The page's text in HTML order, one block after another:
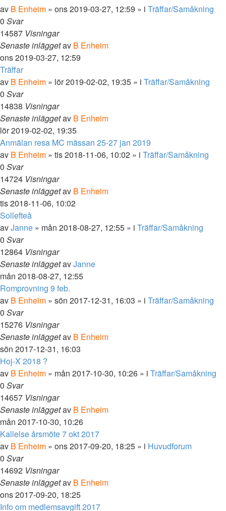
av B Enheim » ons 2019-03-27, 12:59 » i Träffar/Samåkning
0 Svar
14587 Visningar
Senaste inläggetav B Enheim
ons 2019-03-27, 12:59
Träffar
av B Enheim » lör 2019-02-02, 19:35 » i Träffar/Samåkning
0 Svar
14838 Visningar
Senaste inläggetav B Enheim
lör 2019-02-02, 19:35
Anmälan resa MC mässan 25-27 jan 2019
av B Enheim » tis 2018-11-06, 10:02 » i Träffar/Samåkning
0 Svar
14724 Visningar
Senaste inläggetav B Enheim
tis 2018-11-06, 10:02
Sollefteå
avJanne » mån 2018-08-27, 12:55 » i Träffar/Samåkning
0 Svar
12864 Visningar
Senaste inläggetavJanne
mån 2018-08-27, 12:55
Romprovning 9 feb.
av B Enheim » sön 2017-12-31, 16:03 » i Träffar/Samåkning
0 Svar
15276 Visningar
Senaste inläggetav B Enheim
sön 2017-12-31, 16:03
Hoj-X 2018 ?
av B Enheim » mån 2017-10-30, 10:26 » i Träffar/Samåkning
0 Svar
14657 Visningar
Senaste inläggetav B Enheim
mån 2017-10-30, 10:26
Kallelse årsmöte 7 okt 2017
av B Enheim » ons 2017-09-20, 18:25 » i Huvudforum
0 Svar
14692 Visningar
Senaste inläggetav B Enheim
ons 2017-09-20, 18:25
Info om medlemsavgift 2017